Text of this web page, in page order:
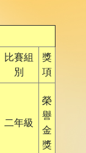
比賽組
別
獎
項
二年級
榮
譽
金
獎